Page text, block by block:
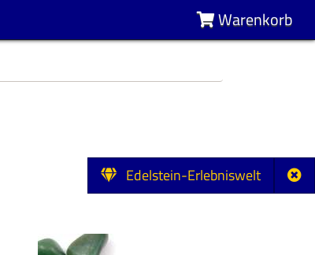
Edelstein-Erlebniswelt
Warenkorb